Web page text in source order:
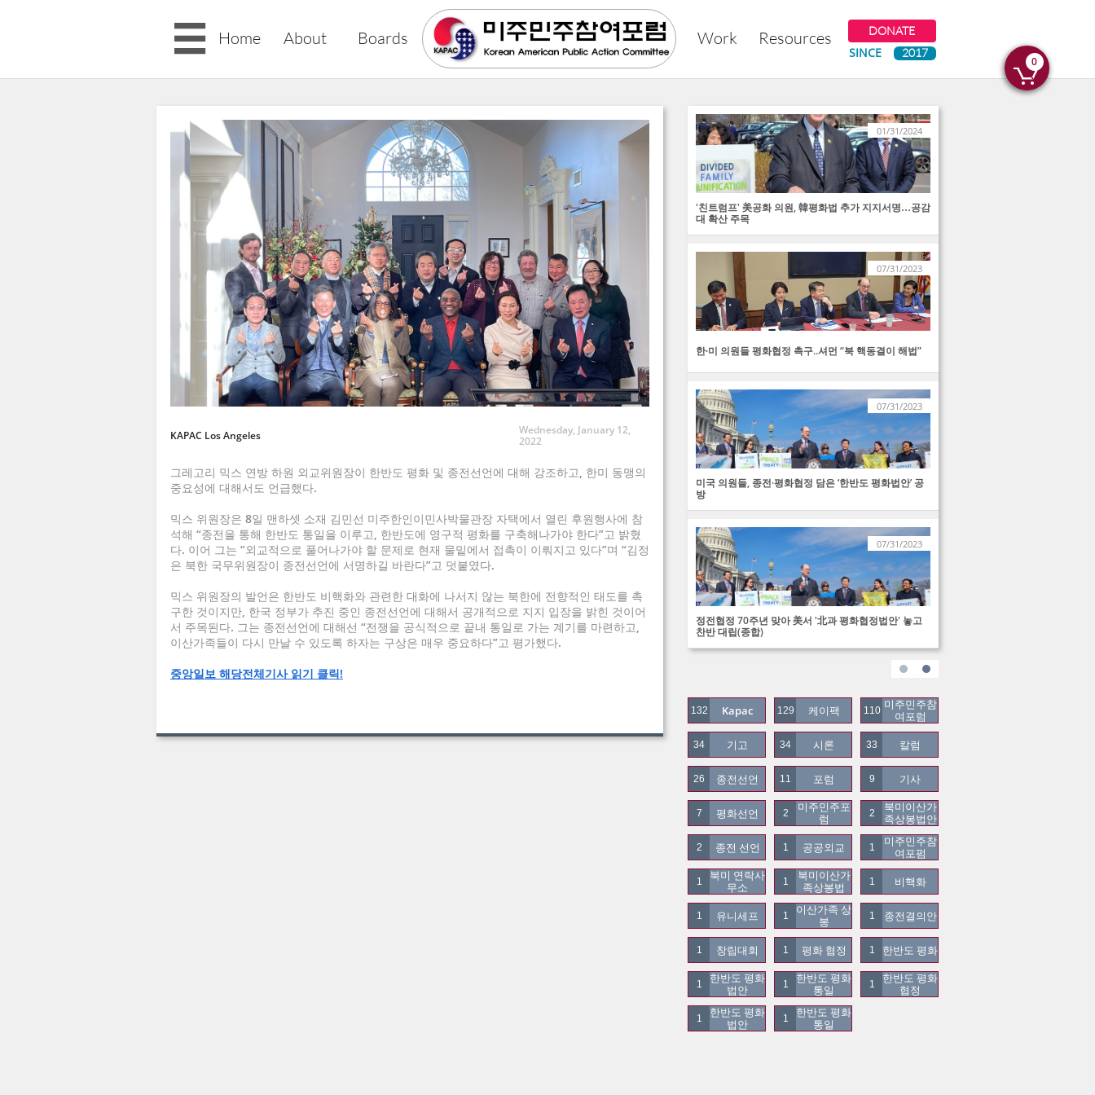
SINCE​ 2017
DONATE


0
Home About Boards Work Resources
'친트럼프' 美공화 의원, 韓평화법 추가 지지서명…공감
대 확산 주목
01/31/2024
한∙미 의원들 평화협정 촉구..셔먼 “북 핵동결이 해법”
07/31/2023
미국 의원들, 종전·평화협정 담은 ‘한반도 평화법안’ 공
방
07/31/2023
정전협정 70주년 맞아 美서 '北과 평화협정법안' 놓고
찬반 대립(종합)
07/31/2023
Wednesday, January 12,
2022
그레고리 믹스 연방 하원 외교위원장이 한반도 평화 및 종전선언에 대해 강조하고, 한미 동맹의
중요성에 대해서도 언급했다.
믹스 위원장은 8일 맨하셋 소재 김민선 미주한인이민사박물관장 자택에서 열린 후원행사에 참
석해 “종전을 통해 한반도 통일을 이루고, 한반도에 영구적 평화를 구축해나가야 한다”고 밝혔
다. 이어 그는 “외교적으로 풀어나가야 할 문제로 현재 물밑에서 접촉이 이뤄지고 있다”며 “김정
은 북한 국무위원장이 종전선언에 서명하길 바란다”고 덧붙였다.
믹스 위원장의 발언은 한반도 비핵화와 관련한 대화에 나서지 않는 북한에 전향적인 태도를 촉
구한 것이지만, 한국 정부가 추진 중인 종전선언에 대해서 공개적으로 지지 입장을 밝힌 것이어
서 주목된다. 그는 종전선언에 대해선 “전쟁을 공식적으로 끝내 통일로 가는 계기를 마련하고,
이산가족들이 다시 만날 수 있도록 하자는 구상은 매우 중요하다”고 평가했다.
중앙일보 해당전체기사 읽기 클릭!
KAPAC Los Angeles
Kapac
132 케이팩
129
미주민주참
여포럼
110
기고
34 시론
34 칼럼
33
종전선언
26 포럼
11 기사
9
평화선언
7
미주민주포
럼
2
북미이산가
족상봉법안
2
종전 선언
2 공공외교
1
미주민주참
여포펌
1
북미 연락사
무소
1
북미이산가
족상봉법
1 비핵화
1
유니세프
1
이산가족 상
봉
1 종전결의안
1
창립대회
1 평화 협정
1 한반도 평화
1
한반도 평화
법안
1
한반도 평화
통일
1
한반도 평화
협정
1
한반도 평화
법안
1
한반도 평화
통일
1